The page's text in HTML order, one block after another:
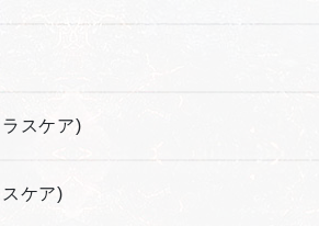
スケア)
ケア)